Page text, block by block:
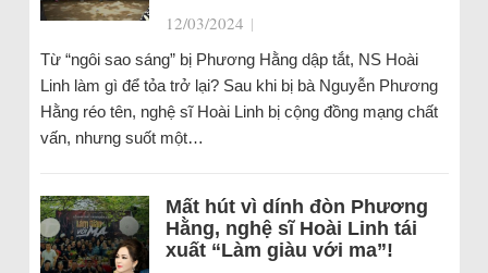
12/03/2024 |
Từ “ngôi sao sáng” bị Phương Hằng dập tắt, NS Hoài
Linh làm gì để tỏa trở lại? Sau khi bị bà Nguyễn Phương
Hằng réo tên, nghệ sĩ Hoài Linh bị cộng đồng mạng chất
vấn, nhưng suốt một…
Mất hút vì dính đòn Phương
Hằng, nghệ sĩ Hoài Linh tái
xuất “Làm giàu với ma”!